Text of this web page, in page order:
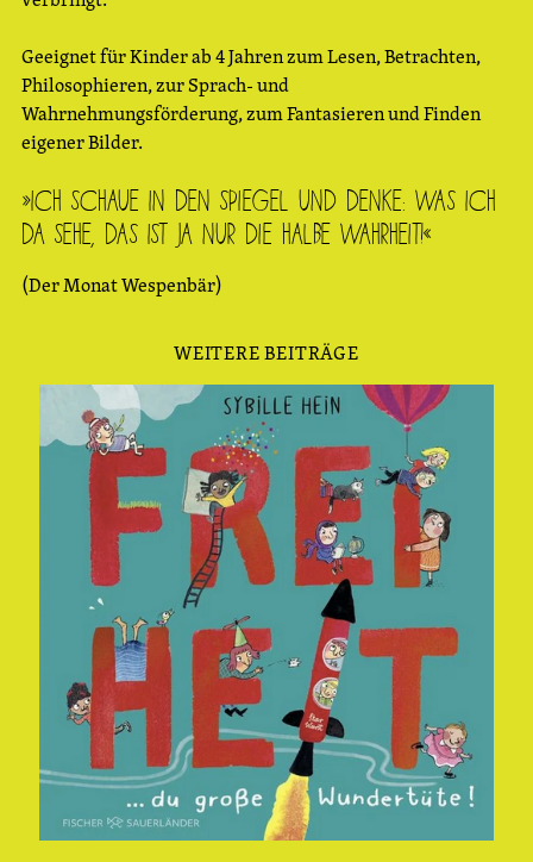
Geeignet für Kinder ab 4 Jahren zum Lesen, Betrachten,
Philosophieren, zur Sprach- und
Wahrnehmungsförderung, zum Fantasieren und Finden
eigener Bilder.
»Ich schaue in den Spiegel und denke: was ich
da sehe, das ist ja nur die halbe Wahrheit!«
(Der Monat Wespenbär)
WEITERE BEITRÄGE